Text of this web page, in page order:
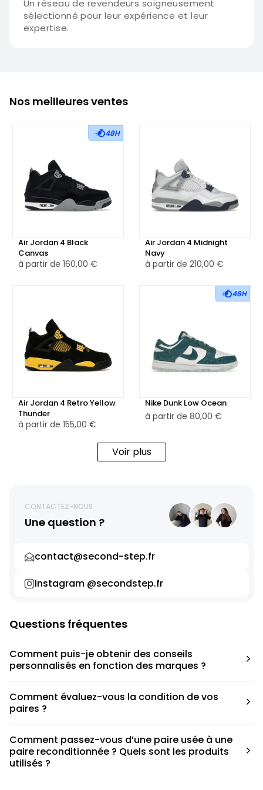
Un réseau de revendeurs soigneusement
sélectionné pour leur expérience et leur
expertise.
Nos meilleures ventes
48H
Air Jordan 4 Black
Canvas
à partir de 160,00 €
Air Jordan 4 Midnight
Navy
à partir de 210,00 €
Air Jordan 4 Retro Yellow
Thunder
à partir de 155,00 €
48H
Nike Dunk Low Ocean
à partir de 80,00 €
Voir plus
CONTACTEZ-NOUS
Une question ?
contact@second-step.fr
Instagram @secondstep.fr
Questions fréquentes
Comment puis-je obtenir des conseils
personnalisés en fonction des marques ?
pour déterminer la taille appropriée, que ce soit une taille
en dessous, au-dessus ou correspondant à votre taille
Comment évaluez-vous la condition de vos
paires ?
défauts spécifiques de chaque paire.
Comment passez-vous d’une paire usée à une
paire reconditionnée ? Quels sont les produits
utilisés ?